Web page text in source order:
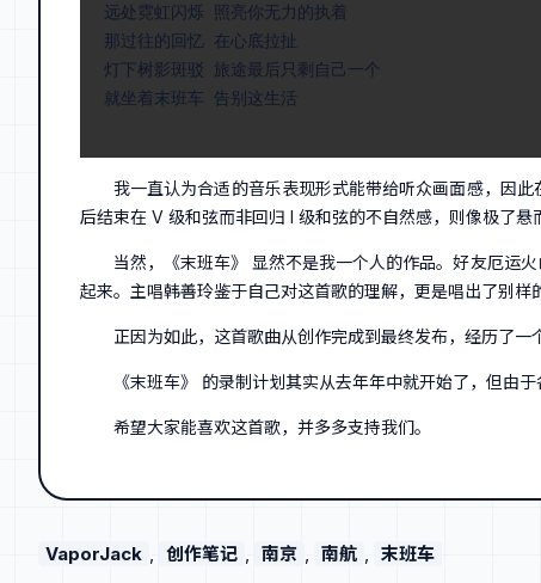
远处霓虹闪烁 照亮你无力的执着
那过往的回忆 在心底拉扯
灯下树影斑驳 旅途最后只剩自己一个
就坐着末班车 告别这生活
我一直认为合适的音乐表现形式能带给听众画面感，因
后结束在 V 级和弦而非回归 I 级和弦的不自然感，则像极了悬
当然，《末班车》 显然不是我一个人的作品。好友厄运
起来。主唱韩善玲鉴于自己对这首歌的理解，更是唱出了别样
正因为如此，这首歌曲从创作完成到最终发布，经历了
《末班车》 的录制计划其实从去年年中就开始了，但由
希望大家能喜欢这首歌，并多多支持我们。
VaporJack , 创作笔记 , 南京 , 南航 , 末班车